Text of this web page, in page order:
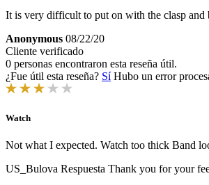
It is very difficult to put on with the clasp and
Anonymous 08/22/20
Cliente verificado
0 personas encontraron esta reseña útil.
¿Fue útil esta reseña? Sí Hubo un error
Watch
Not what I expected. Watch too thick Band
US_Bulova Respuesta Thank you for your